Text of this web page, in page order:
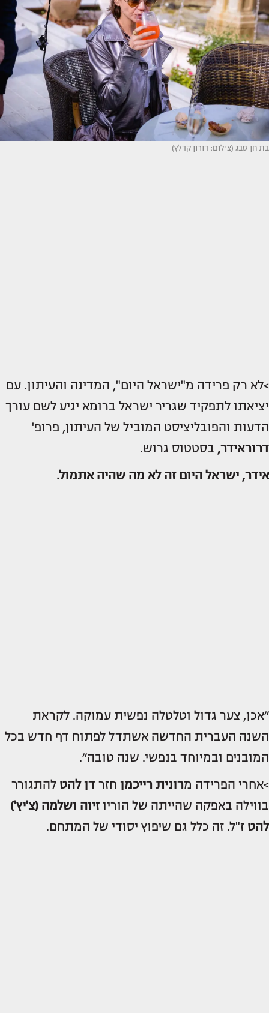
בת חן סבג (צילום: דורון קדלץ)
>לא רק פרידה מ"ישראל היום", המדינה והעיתון. עם
יציאתו לתפקיד שגריר ישראל ברומא יגיע לשם עורך
הדעות והפובליציסט המוביל של העיתון, פרופ'
דרוראידר, בסטטוס גרוש.
אידר, ישראל היום זה לא מה שהיה אתמול.
״אכן, צער גדול וטלטלה נפשית עמוקה. לקראת
השנה העברית החדשה אשתדל לפתוח דף חדש בכל
המובנים ובמיוחד בנפשי. שנה טובה״.
>אחרי הפרידה מרונית רייכמן חזר דן להט להתגורר
בווילה באפקה שהייתה של הוריוזיוה ושלמה (צ'יץ')
להט ז"ל. זה כלל גם שיפוץ יסודי של המתחם.